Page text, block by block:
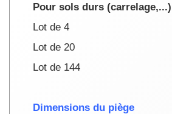
Pour sols durs (carrelage,...)
Lot de 4
Lot de 20
Lot de 144
Dimensions du piège